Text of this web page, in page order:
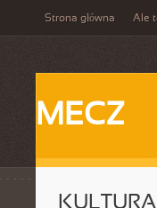
Strona główna Ale
MECZ